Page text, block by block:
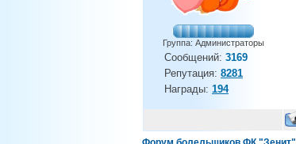
Группа: Администраторы
Сообщений: 3169
Репутация: 8281
Награды: 194